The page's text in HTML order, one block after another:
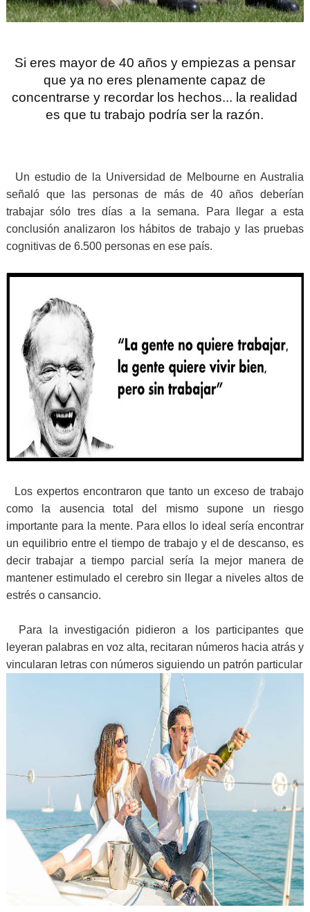
Si eres mayor de 40 años y empiezas a pensar
que ya no eres plenamente capaz de
concentrarse y recordar los hechos... la realidad
es que tu trabajo podría ser la razón.
Un estudio de la Universidad de Melbourne en Australia
señaló que las personas de más de 40 años deberían
trabajar sólo tres días a la semana. Para llegar a esta
conclusión analizaron los hábitos de trabajo y las pruebas
cognitivas de 6.500 personas en ese país.
Los expertos encontraron que tanto un exceso de trabajo
como la ausencia total del mismo supone un riesgo
importante para la mente. Para ellos lo ideal sería encontrar
un equilibrio entre el tiempo de trabajo y el de descanso, es
decir trabajar a tiempo parcial sería la mejor manera de
mantener estimulado el cerebro sin llegar a niveles altos de
estrés o cansancio.
Para la investigación pidieron a los participantes que
leyeran palabras en voz alta, recitaran números hacia atrás y
vincularan letras con números siguiendo un patrón particular